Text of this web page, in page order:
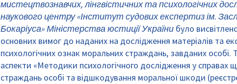
мистецтвознавчих, лінгвістичних та психологічних
наукового центру «Інститут судових експертиз ім.
Бокаріуса» Міністерства юстиції України було
основних вимог до наданих на дослідження матеріалів та
психологічних ознак моральних страждань, завданих особі.
аспекти «Методики психологічного дослідження у справах
страждань особі та відшкодування моральної шкоди